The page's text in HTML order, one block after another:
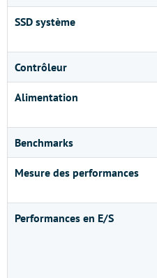
SSD système
Contrôleur
Alimentation
Benchmarks
Mesure des performances
Performances en E/S